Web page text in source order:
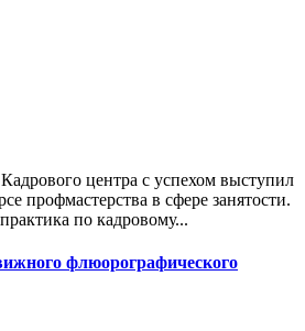
центра с успехом выступил
профмастерства в сфере занятости.
по кадровому...
флюорографического